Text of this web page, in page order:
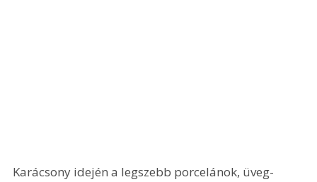
Karácsony idején a legszebb porcelánok, üveg-